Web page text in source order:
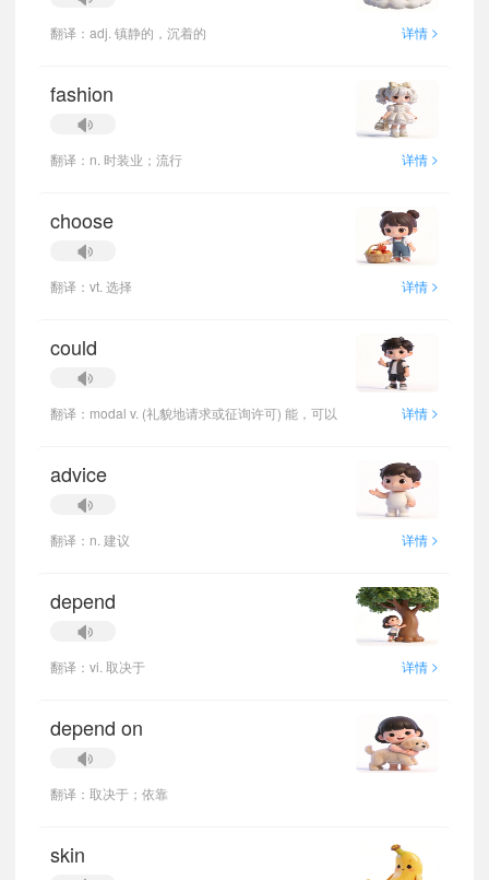
翻译：adj. 镇静的，沉着的 详情 >
fashion
翻译：n. 时装业；流行 详情 >
choose
翻译：vt. 选择 详情 >
could
翻译：modal v. (礼貌地请求或征询许可) 能，可以 详情 >
advice
翻译：n. 建议 详情 >
depend
翻译：vi. 取决于 详情 >
depend on
翻译：取决于；依靠
skin